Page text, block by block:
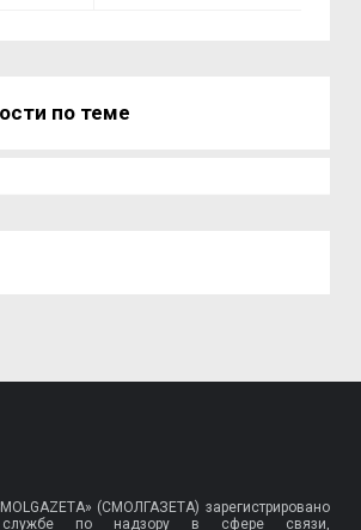
по теме
(СМОЛГАЗЕТА) зарегистрировано
по надзору в сфере связи,